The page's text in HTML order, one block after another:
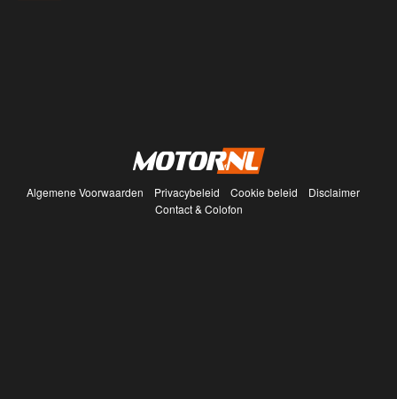
Algemene Voorwaarden Privacybeleid Cookie beleid
Disclaimer
Contact & Colofon